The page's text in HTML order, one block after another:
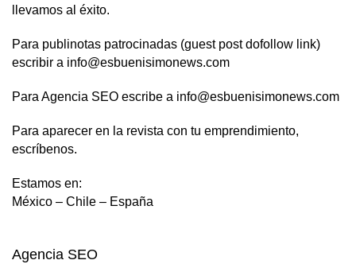
llevamos al éxito.
Para publinotas patrocinadas (guest post dofollow link)
escribir a info@esbuenisimonews.com
Para Agencia SEO escribe a info@esbuenisimonews.com
Para aparecer en la revista con tu emprendimiento,
escríbenos.
Estamos en:
México – Chile – España
Agencia SEO